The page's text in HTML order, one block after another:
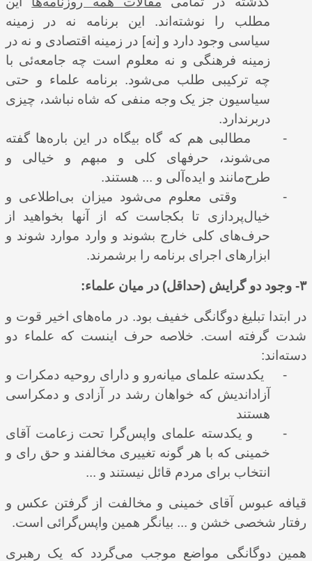
مطلب را نوشته‌اند. این برنامه نه در زمینه
سیاسی وجود دارد و [نه] در زمینه اقتصادی و نه در
زمینه فرهنگی و نه معلوم است چه جامعه‌ئی با
چه ترکیبی طلب می‌شود. برنامه علماء و حتی
سیاسیون جز یک وجه منفی که شاه نباشد، چیزی
دربرندارد.
-
مطالبی هم که گاه بیگاه در این باره‌ها گفته
می‌شوند، حرفهای کلی و مبهم و خیالی و
طرح‌مانند و ایده‌آلی و ... هستند.
-
وقتی معلوم می‌شود میزان بی‌اطلاعی و
خیال‌پردازی تا بکجاست که از آنها بخواهید از
حرف‌های کلی خارج بشوند و وارد موارد شوند و
ابزارهای اجرای برنامه را برشمرند.
۳- وجود دو گرایش (حداقل) در میان علماء:
در ابتدا تبلیغ دوگانگی خفیف بود. در ماه‌‌های اخیر قوت و
شدت گرفته است. خلاصه حرف اینست که علماء دو
دسته‌اند:
-
یکدسته علمای میانه‌رو و دارای روحیه دمکرات و
آزاداندیش که خواهان رشد در آزادی و دمکراسی
هستند
-
و یکدسته علمای واپس‌گرا تحت زعامت آقای
خمینی که با هر گونه تغییری مخالفند و حق رای و
انتخاب برای مردم قائل نیستند و ...
قیافه عبوس آقای خمینی و مخالفت از گرفتن عکس و
رفتار شخصی خشن و ... بیانگر همین واپس‌گرائی است.
همین دوگانگی مواضع موجب می‌‌گردد که یک رهبری